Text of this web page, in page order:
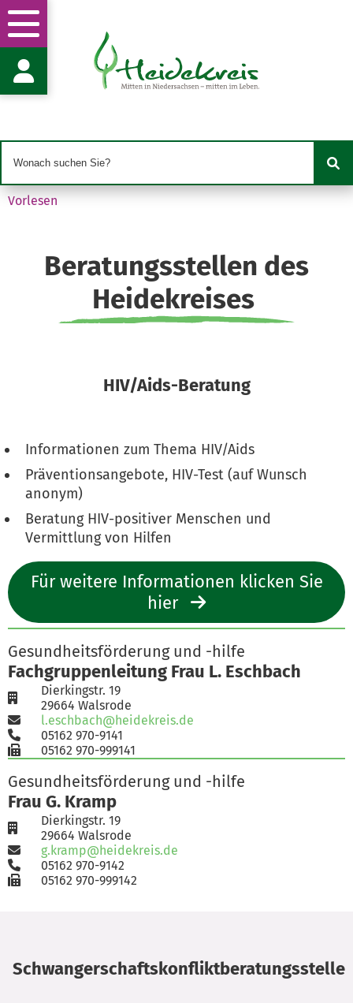
Gesundheitsförderung und -hilfe
Fachgruppenleitung Frau L. Eschbach
l.eschbach@heidekreis.de
05162 970-999141
Vorlesen
Beratungsstellen des
Heidekreises
HIV/Aids-Beratung
Informationen zum Thema HIV/Aids
Präventionsangebote, HIV-Test (auf Wunsch
anonym)
Beratung HIV-positiver Menschen und
Vermittlung von Hilfen
Für weitere Informationen klicken Sie
hier
Gesundheitsförderung und -hilfe
Fachgruppenleitung Frau L. Eschbach
Dierkingstr. 19
29664 Walsrode
l.eschbach@heidekreis.de
05162 970-9141
05162 970-999141
Gesundheitsförderung und -hilfe
Frau G. Kramp
Dierkingstr. 19
29664 Walsrode
g.kramp@heidekreis.de
05162 970-9142
05162 970-999142
Schwangerschaftskonfliktberatungsstelle